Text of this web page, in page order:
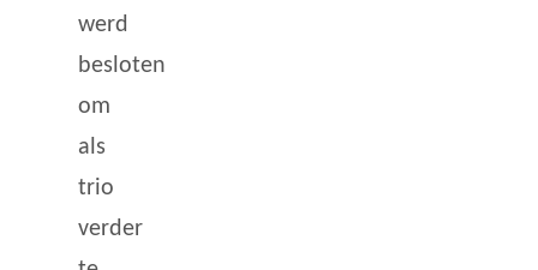
werd
besloten
om
als
trio
verder